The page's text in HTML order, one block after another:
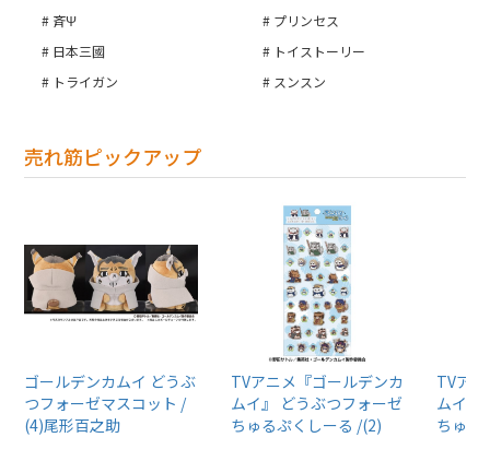
斉Ψ
プリンセス
日本三國
トイストーリー
トライガン
スンスン
売れ筋ピックアップ
ゴールデンカムイ どうぶ
つフォーゼマスコット /
(4)尾形百之助
TVアニメ『ゴールデンカ
ムイ』 どうぶつフォーゼ
ちゅるぷくしーる /(2)
TVア
ムイ』
ちゅる